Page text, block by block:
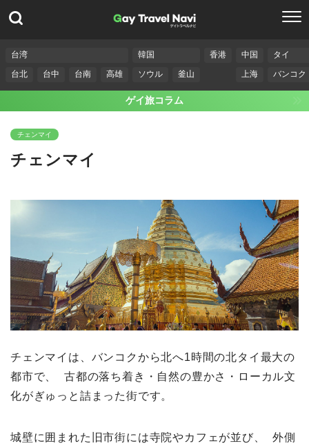
台湾
台北
台中 台南 高雄
韓国
ソウル
釜山
香港
中国
上海
タイ
バンコク
ゲイ旅コラム
チェンマイ
チェンマイ
チェンマイは、バンコクから北へ1時間の北タイ最大の
都市で、 古都の落ち着き・自然の豊かさ・ローカル文
化がぎゅっと詰まった街です。
城壁に囲まれた旧市街には寺院やカフェが並び、 外側